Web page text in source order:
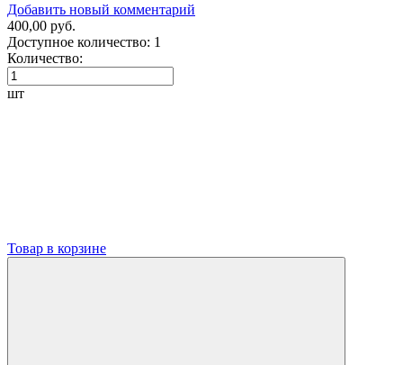
Добавить новый комментарий
400,00 руб.
Доступное количество: 1
Количество:
шт
Товар в корзине